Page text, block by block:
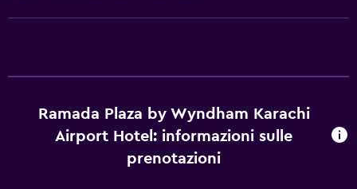
Il cibo può essere consegnato presso l'alloggio dell'ospite
Colazione in camera
Bollitore per tè/caffè
Ramada Plaza by Wyndham Karachi
Airport Hotel: informazioni sulle
prenotazioni